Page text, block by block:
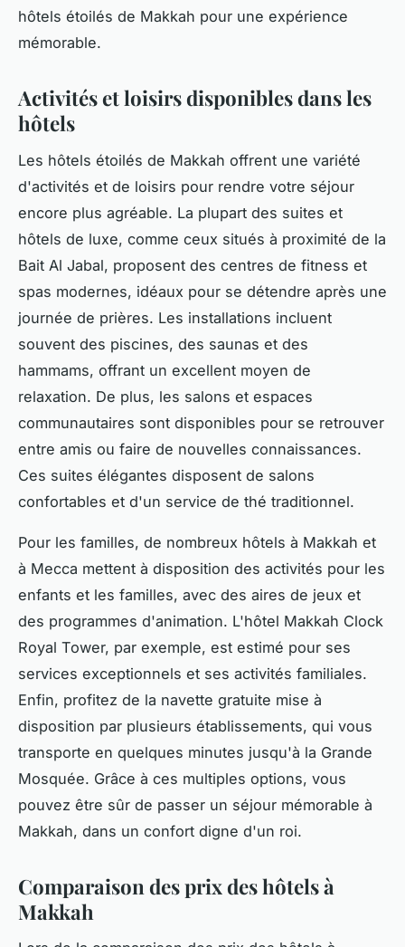
hôtels étoilés de Makkah pour une expérience
mémorable.
Activités et loisirs disponibles dans les
hôtels
Les hôtels étoilés de Makkah offrent une variété
d'activités et de loisirs pour rendre votre séjour
encore plus agréable. La plupart des suites et
hôtels de luxe, comme ceux situés à proximité de la
Bait Al Jabal, proposent des centres de fitness et
spas modernes, idéaux pour se détendre après une
journée de prières. Les installations incluent
souvent des piscines, des saunas et des
hammams, offrant un excellent moyen de
relaxation. De plus, les salons et espaces
communautaires sont disponibles pour se retrouver
entre amis ou faire de nouvelles connaissances.
Ces suites élégantes disposent de salons
confortables et d'un service de thé traditionnel.
Pour les familles, de nombreux hôtels à Makkah et
à Mecca mettent à disposition des activités pour les
enfants et les familles, avec des aires de jeux et
des programmes d'animation. L'hôtel Makkah Clock
Royal Tower, par exemple, est estimé pour ses
services exceptionnels et ses activités familiales.
Enfin, profitez de la navette gratuite mise à
disposition par plusieurs établissements, qui vous
transporte en quelques minutes jusqu'à la Grande
Mosquée. Grâce à ces multiples options, vous
pouvez être sûr de passer un séjour mémorable à
Makkah, dans un confort digne d'un roi.
Comparaison des prix des hôtels à
Makkah